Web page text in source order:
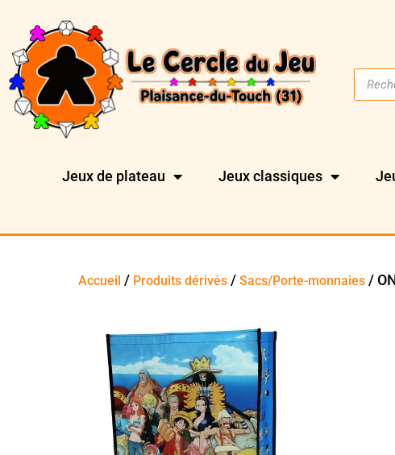
Jeux de plateau Jeux classiques
Accueil / Produits dérivés /Sacs/Porte-monnaies /